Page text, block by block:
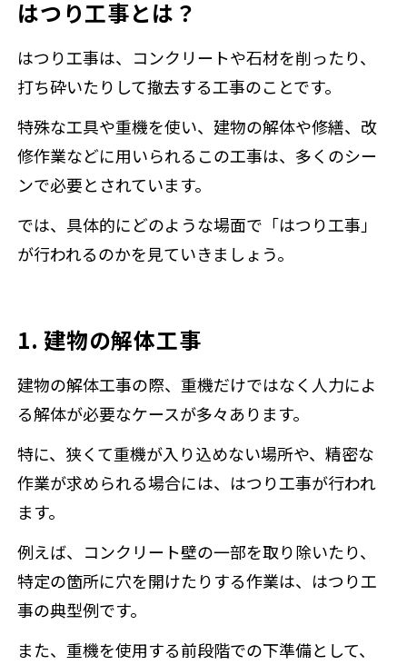
はつり工事とは？
はつり工事は、コンクリートや石材を削ったり、
打ち砕いたりして撤去する工事のことです。
特殊な工具や重機を使い、建物の解体や修繕、改
修作業などに用いられるこの工事は、多くのシー
ンで必要とされています。
では、具体的にどのような場面で「はつり工事」
が行われるのかを見ていきましょう。
1. 建物の解体工事
建物の解体工事の際、重機だけではなく人力によ
る解体が必要なケースが多々あります。
特に、狭くて重機が入り込めない場所や、精密な
作業が求められる場合には、はつり工事が行われ
ます。
例えば、コンクリート壁の一部を取り除いたり、
特定の箇所に穴を開けたりする作業は、はつり工
事の典型例です。
また、重機を使用する前段階での下準備として、